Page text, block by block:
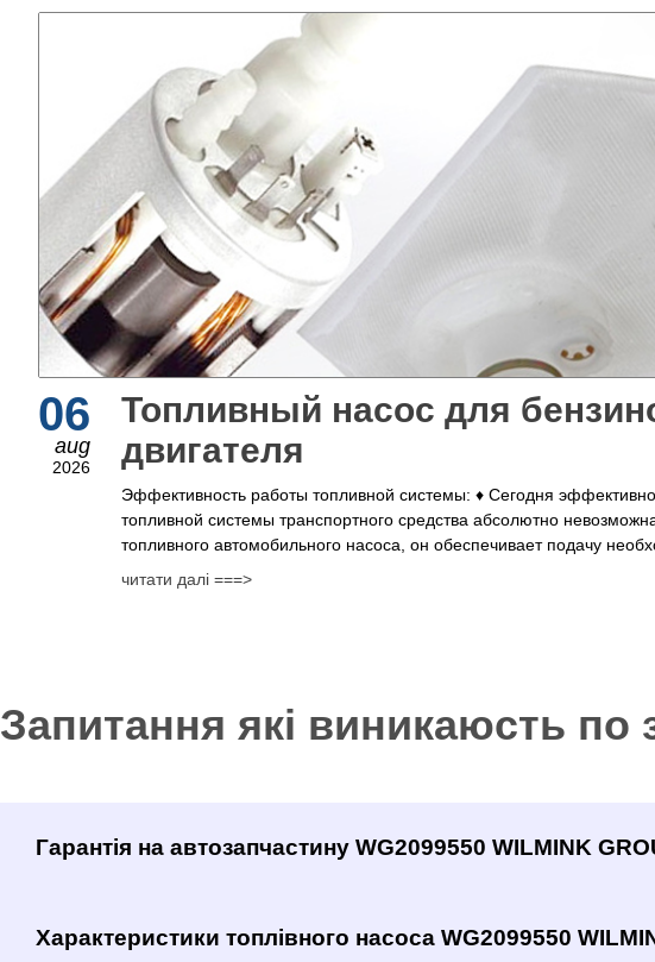
06
aug
2026
Топливный насос для
двигателя
Эффективность работы топливной системы: ♦ Сегодня
топливной системы транспортного средства абсолютно
топливного автомобильного насоса, он обеспечивает подачу
читати далі ===>
Запитання які виникаюсть по
Гарантія на автозапчастину WG2099550 WILMINK
Характеристики топлівного насоса WG2099550